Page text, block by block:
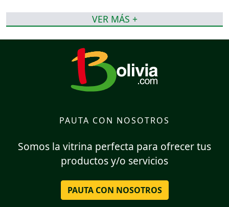
VER MÁS +
PAUTA CON NOSOTROS
Somos la vitrina perfecta para ofrecer tus
productos y/o servicios
PAUTA CON NOSOTROS